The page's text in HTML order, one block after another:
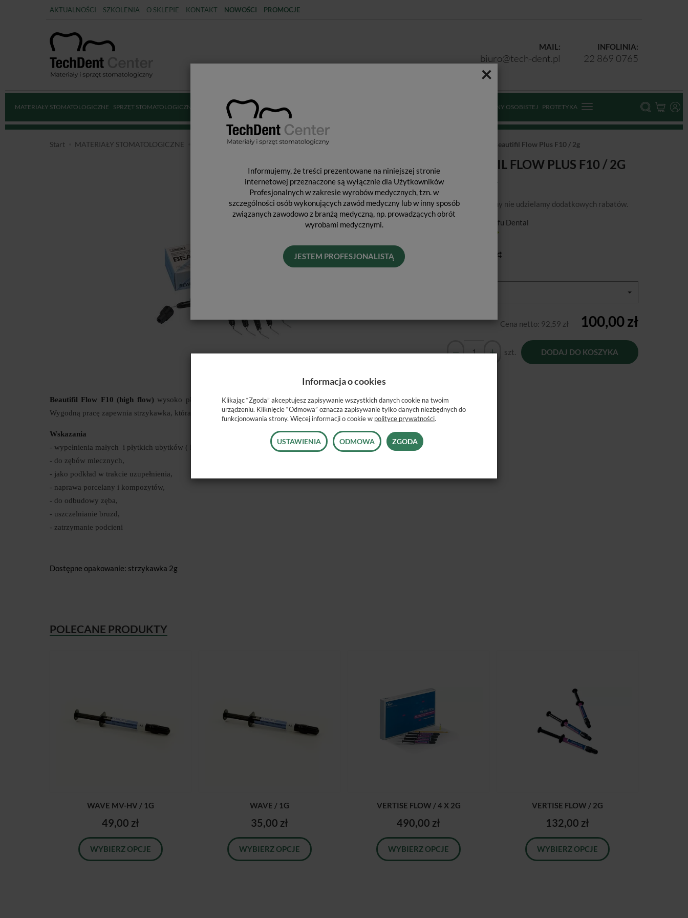
×
Informujemy, że treści prezentowane na niniejszej stronie
internetowej przeznaczone są wyłącznie dla Użytkowników
Profesjonalnych w zakresie wyrobów medycznych, tzn. w
szczególności osób wykonujących zawód medyczny lub w inny sposób
związanych zawodowo z branżą medyczną, np. prowadzących obrót
wyrobami medycznymi.
JESTEM PROFESJONALISTĄ
AKTUALNOŚCI SZKOLENIA O SKLEPIE KONTAKT NOWOŚCI PROMOCJE
INFOLINIA:
22 869 0765
MAIL:
biuro@tech-dent.pl
MATERIAŁY STOMATOLOGICZNE SPRZĘT STOMATOLOGICZNY DEZYNFEKCJA STERYLIZACJA ŚRODKI OCHRONY OSOBISTEJ PROTETYKA
Start MATERIAŁY STOMATOLOGICZNE MATERIAŁY WYPEŁNIAJĄCE I WIĄŻĄCE Beautifil Flow Plus F10 / 2g
BEAUTIFIL FLOW PLUS F10 / 2G
Od podanej ceny nie udzielamy dodatkowych rabatów.
Shofu Dental
Cena netto: 92,59 zł 100,00 zł
szt. DODAJ DO KOSZYKA
Beautifil Flow F10 (high flow) wysoko płynny materiał wypełnieniowy, który doskonale harmonizuje z Beautifil II.
Wygodną pracę zapewnia strzykawka, która była specjalnie opracowana z myślą o potrzebach lekarza stomatologa.
Wskazania
- wypełnienia małych i płytkich ubytków ( klasa od I do III i klasa V),
- do zębów mlecznych,
- jako podkład w trakcie uzupełnienia,
- naprawa porcelany i kompozytów,
- do odbudowy zęba,
- uszczelnianie bruzd,
- zatrzymanie podcieni
Dostępne opakowanie: strzykawka 2g
POLECANE PRODUKTY
WAVE MV-HV / 1G
49,00 zł
WYBIERZ OPCJE
WAVE / 1G
35,00 zł
WYBIERZ OPCJE
VERTISE FLOW / 4 X 2G
490,00 zł
WYBIERZ OPCJE
VERTISE FLOW / 2G
132,00 zł
WYBIERZ OPCJE
Informacja o cookies
Klikając “Zgoda” akceptujesz zapisywanie wszystkich danych cookie na twoim
urządzeniu. Kliknięcie “Odmowa” oznacza zapisywanie tylko danych niezbędnych do
funkcjonowania strony. Więcej informacji o cookie w polityce prywatności.
USTAWIENIA ODMOWA ZGODA